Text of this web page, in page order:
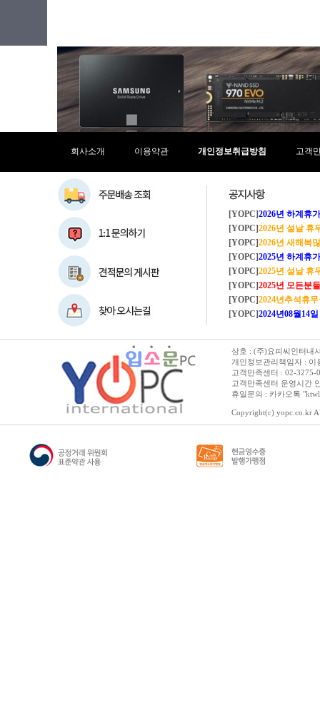
회사소개 이용약관 개인정보취급방침 고객
[YOPC]2026년 하계휴가 8/1~8/4
[YOPC]2026년 설날 휴
[YOPC]2026년 새해복많
[YOPC]2025년 하계휴가 8/2~8/5
[YOPC]2025년 설날 휴
[YOPC]2025년 모든분들 새해복
[YOPC]2024년추석휴
[YOPC]2024년08월14일 수요일 택
상호 : (주)요피씨인터내
개인정보관리책임자 : 이
고객만족센터 : 02-3275-
고객만족센터 운영시간
휴일문의 : 카카오톡
Copyright(c) yopc.co.kr